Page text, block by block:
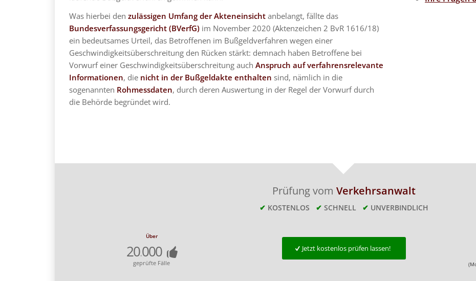
Was hierbei denzulässigen Umfang der Akteneinsicht anbelangt, fällte das
Bundesverfassungsgericht (BVerfG) im November 2020 (Aktenzeichen 2 BvR 1616/18)
ein bedeutsames Urteil, das Betroffenen im Bußgeldverfahren wegen einer
Geschwindigkeitsüberschreitung den Rücken stärkt: demnach haben Betroffene bei
Vorwurf einer Geschwindigkeitsüberschreitung auchAnspruch auf verfahrensrelevante
Informationen, die nicht in der Bußgeldakte enthalten sind, nämlich in die
sogenannten Rohmessdaten, durch deren Auswertung in der Regel der Vorwurf durch
die Behörde begründet wird.
Prüfung vom Verkehrsanwalt
✔ KOSTENLOS ✔ SCHNELL ✔ UNVERBINDLICH
Über
20.000
geprüfte Fälle
Jetzt kostenlos prüfen lassen!